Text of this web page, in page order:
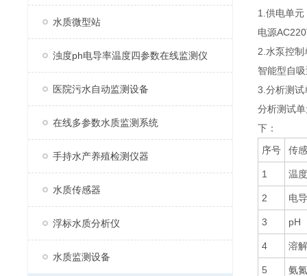
水质微型站
浊度ph电导率温度四参数在线监测仪
医院污水自动监测设备
在线多参数水质监测系统
手持水产养殖检测仪器
水质传感器
浮标水质分析仪
水质监测设备
1.供电单元
电源
2.水泵控制
智能型自
3.分析测试
分析测试
下：
序号
传
1 温度
2 电
3 pH
4 溶
5 氨氮